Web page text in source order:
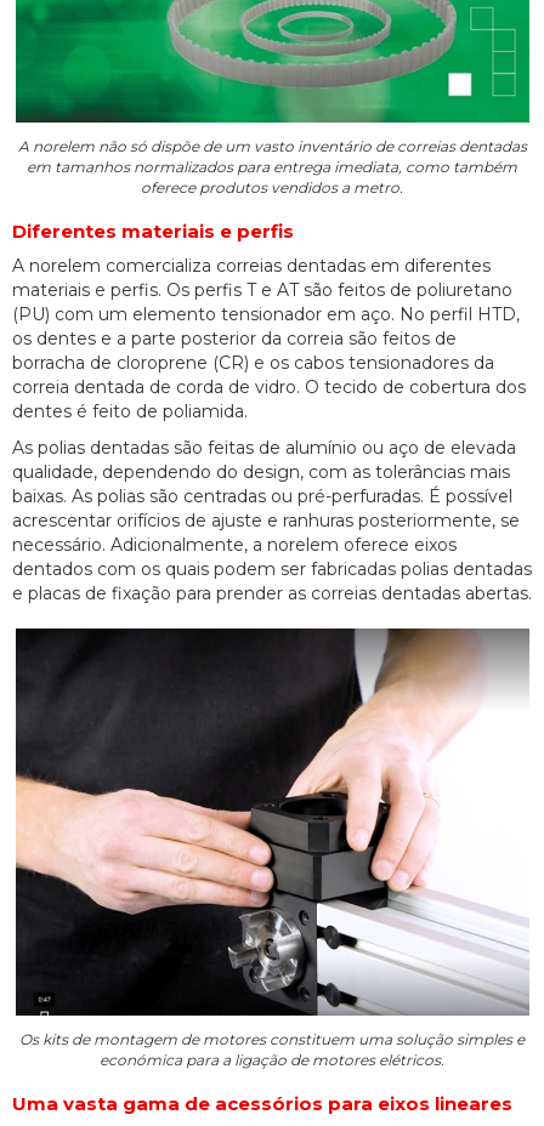
A norelem não só dispõe de um vasto inventário de correias dentadas
em tamanhos normalizados para entrega imediata, como também
oferece produtos vendidos a metro.
Diferentes materiais e perfis
A norelem comercializa correias dentadas em diferentes
materiais e perfis. Os perfis T e AT são feitos de poliuretano
(PU) com um elemento tensionador em aço. No perfil HTD,
os dentes e a parte posterior da correia são feitos de
borracha de cloroprene (CR) e os cabos tensionadores da
correia dentada de corda de vidro. O tecido de cobertura dos
dentes é feito de poliamida.
As polias dentadas são feitas de alumínio ou aço de elevada
qualidade, dependendo do design, com as tolerâncias mais
baixas. As polias são centradas ou pré-perfuradas. É possível
acrescentar orifícios de ajuste e ranhuras posteriormente, se
necessário. Adicionalmente, a norelem oferece eixos
dentados com os quais podem ser fabricadas polias dentadas
e placas de fixação para prender as correias dentadas abertas.
Os kits de montagem de motores constituem uma solução simples e
económica para a ligação de motores elétricos.
Uma vasta gama de acessórios para eixos lineares